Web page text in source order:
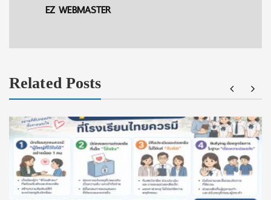
EZ WEBMASTER
Related Posts